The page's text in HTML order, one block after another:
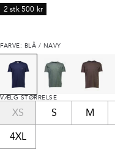
2 stk 500 kr
FARVE: BLÅ / NAVY
VÆLG STØRRELSE
XS S M
4XL